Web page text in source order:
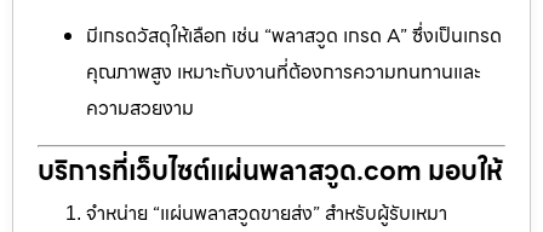
มีเกรดวัสดุให้เลือก เช่น “พลาสวูด เกรด A” ซึ่งเป็นเกรด
คุณภาพสูง เหมาะกับงานที่ต้องการความทนทานและ
ความสวยงาม
บริการที่เว็บไซต์แผ่นพลาสวูด.com มอบให้
จำหน่าย “แผ่นพลาสวูดขายส่ง” สำหรับผู้รับเหมา